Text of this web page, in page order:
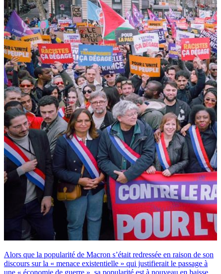
Alors que la popularité de Macron s’était redressée en raison de son
discours sur la « menace existentielle » qui justifierait le passage à